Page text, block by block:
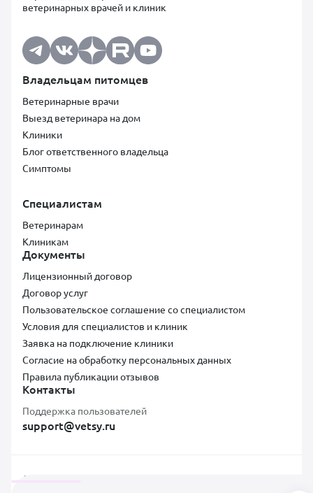
ветеринарных врачей и клиник
Владельцам питомцев
Ветеринарные врачи
Выезд ветеринара на дом
Клиники
Блог ответственного владельца
Симптомы
Специалистам
Ветеринарам
Клиникам
Документы
Лицензионный договор
Договор услуг
Пользовательское соглашение со специалистом
Условия для специалистов и клиник
Заявка на подключение клиники
Согласие на обработку персональных данных
Правила публикации отзывов
Контакты
Поддержка пользователей
support@vetsy.ru
Аккредитованная ИТ-компания ООО «ВЕТСИ», ИНН 7300037854,